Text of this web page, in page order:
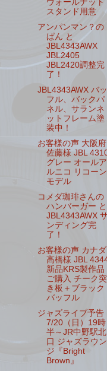
ウォールナット
スタンド用意
アンパンマン？の
ぱん と
JBL4343AWX
JBL2405
JBL2420調整完
了！
JBL4343AWX バッ
フル、バックパ
ネル、サランネ
ットフレーム塗
装中！
お客様の声 大阪府
佐藤様 JBL
グレー オールア
ルニコ リコーン
モデル
コメダ珈琲さんの
ハンバーガー と
JBL4343AWX
ンディング完
了！
お客様の声 カナダ
高橋様 JBL
新品KRS製作品
ご購入 チーク突
き板＋ブラック
バッフル
ジャズライブ予告
7/20（日）19時
半～JR中野駅北
口 ジャズラウン
ジ『Bright
Brown』